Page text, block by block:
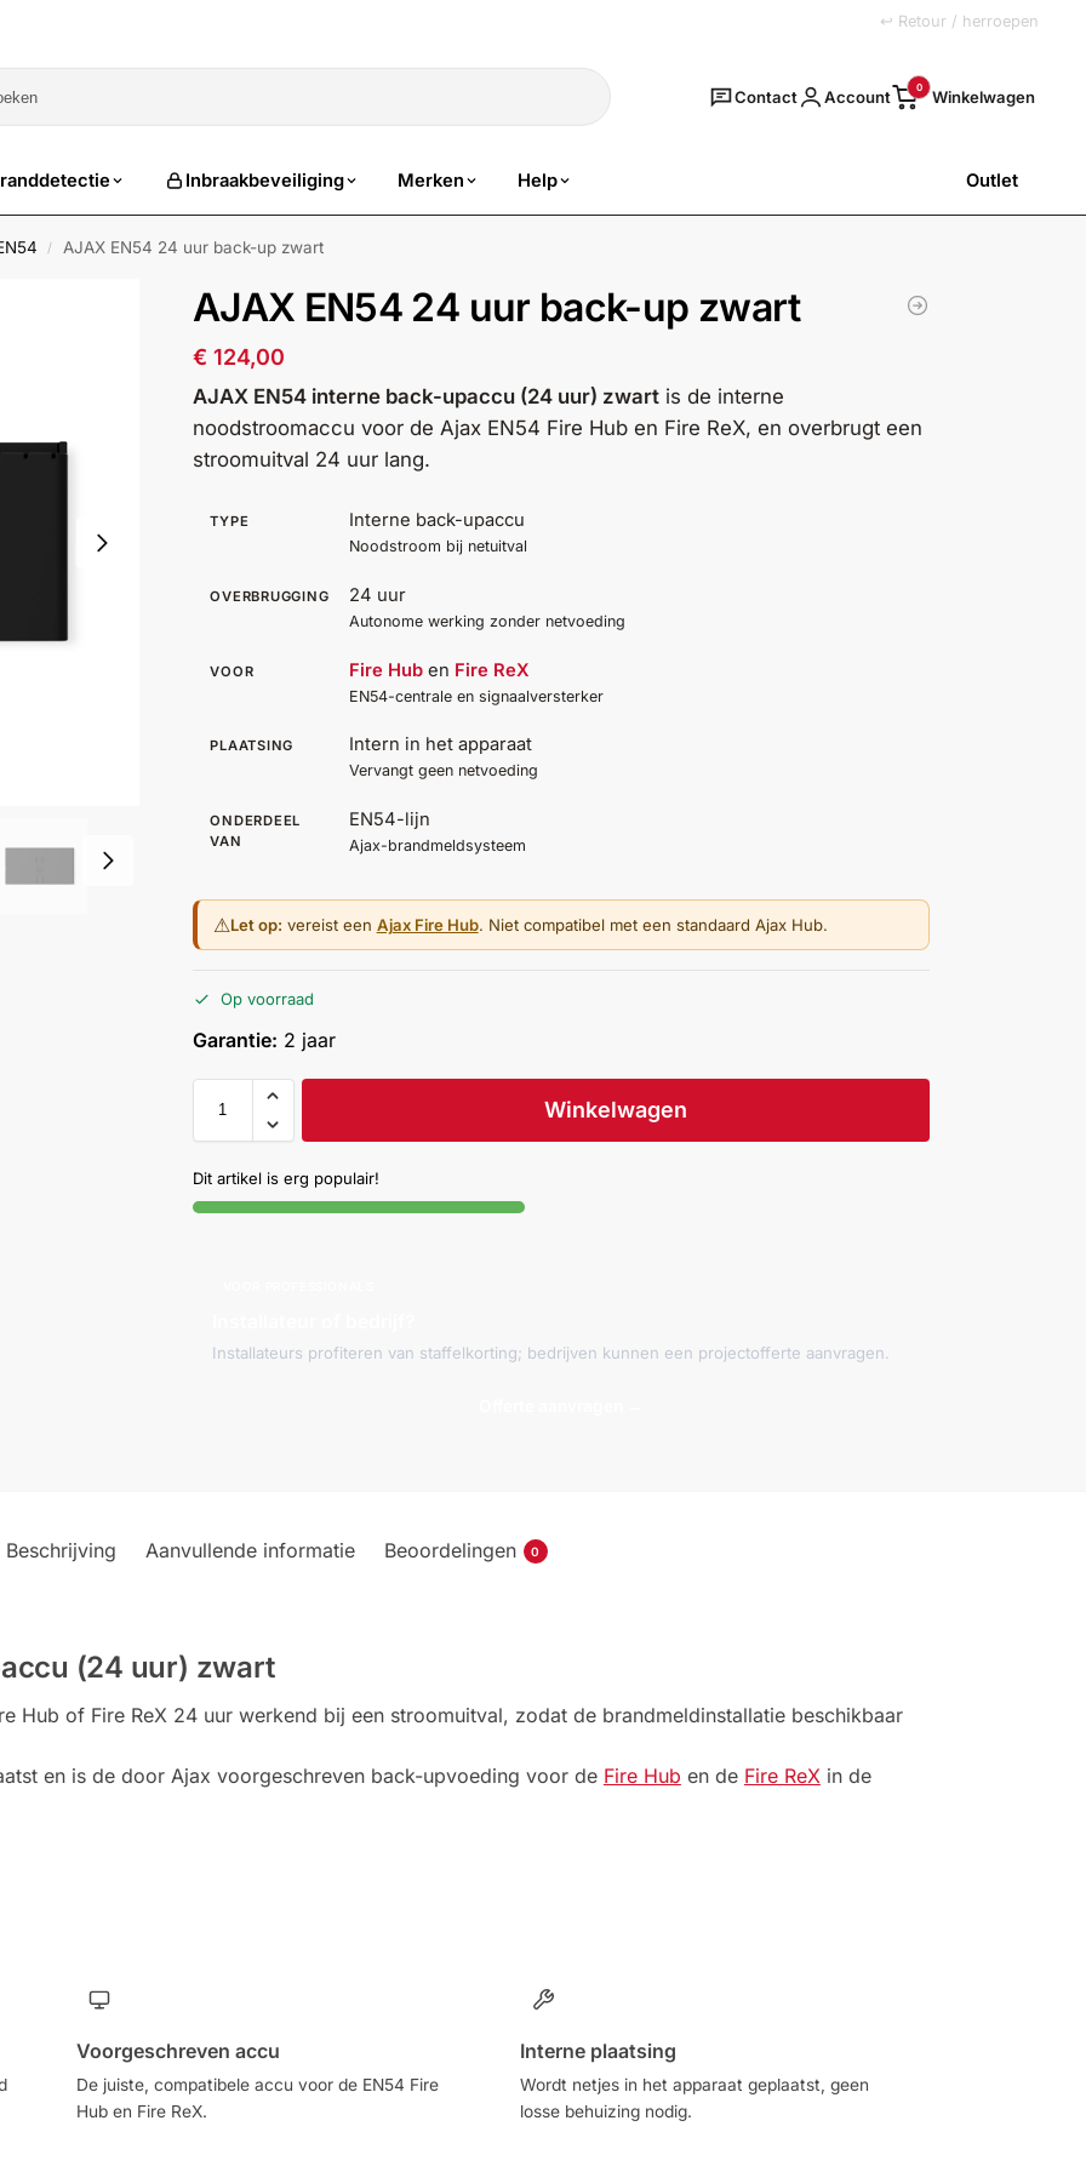
↩ Retour / herroepen
Zoeken
Contact Account 0
Inbraakbeveiliging Merken Help Outlet
/ AJAX EN54 24 uur back-up zwart
AJAX EN54 24 uur back-up zwart
€ 124,00
AJAX EN54 interne back-upaccu (24 uur) zwartis de interne
noodstroomaccu voor de Ajax EN54 Fire Hub en Fire ReX, en overbrugt een
stroomuitval 24 uur lang.
TYPE Interne back-upaccu
Noodstroom bij netuitval
OVERBRUGGING 24 uur
Autonome werking zonder netvoeding
VOOR Fire Hub en Fire ReX
EN54-centrale en signaalversterker
PLAATSING Intern in het apparaat
Vervangt geen netvoeding
ONDERDEEL
VAN
EN54-lijn
Ajax-brandmeldsysteem
⚠Let op: vereist een Ajax Fire Hub. Niet compatibel met een standaard Ajax Hub.
Op voorraad
Garantie: 2 jaar
Winkelwagen
Dit artikel is erg populair!
Installateurs profiteren van staffelkorting; bedrijven kunnen een projectofferte aanvragen.
Beschrijving Aanvullende informatie Beoordelingen 0
(24 uur) zwart
Hub of Fire ReX 24 uur werkend bij een stroomuitval, zodat de brandmeldinstallatie beschikbaar
en is de door Ajax voorgeschreven back-upvoeding voor de Fire Hub en de Fire ReX in de
Voorgeschreven accu
De juiste, compatibele accu voor de EN54 Fire
Hub en Fire ReX.
Interne plaatsing
Wordt netjes in het apparaat geplaatst, geen
losse behuizing nodig.